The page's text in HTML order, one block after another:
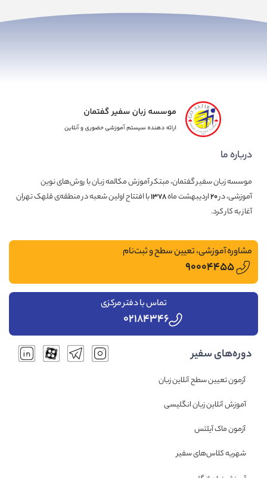
درباره ما
موسسه زبان سفیر گفتمان، مبتکر آموزش مکالمه زبان با روش‌های نوین
آموزشی، در۲۰اردیبهشت ماه۱۳۷۸با افتتاح اولین شعبه در منطقه‌ی قلهک تهران
آغاز به کار کرد.
مشاوره آموزشی، تعیین سطح و ثبت‌نام
۹۰۰۰۴۴۵۵
تماس با دفتر مرکزی
۰۲۱۸۴۳۴۶
دوره‌های سفیر
آزمون تعیین سطح آنلاین زبان
آموزش آنلاین زبان انگلیسی
آزمون ماک آیلتس
شهریه کلاس‌های سفیر